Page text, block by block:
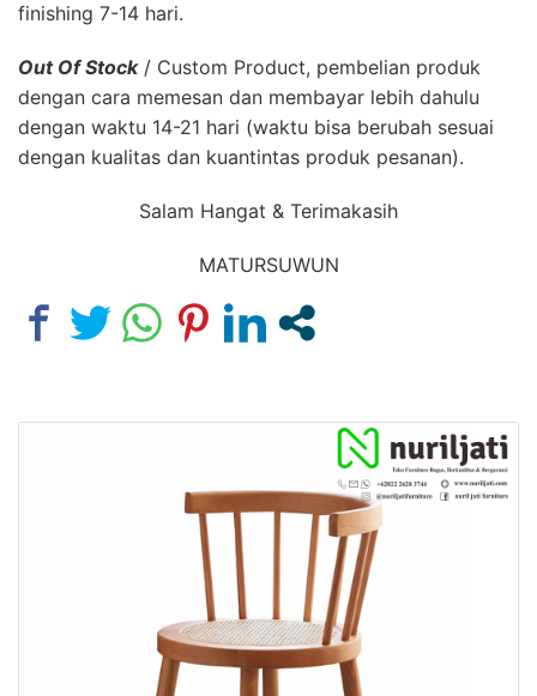
finishing 7-14 hari.
Out Of Stock/ Custom Product, pembelian produk
dengan cara memesan dan membayar lebih dahulu
dengan waktu 14-21 hari (waktu bisa berubah sesuai
dengan kualitas dan kuantintas produk pesanan).
Salam Hangat & Terimakasih
MATURSUWUN